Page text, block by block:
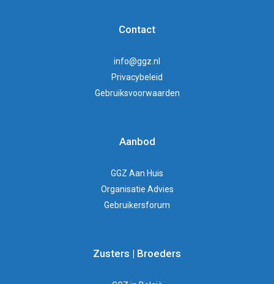
Contact
info@ggz.nl
Privacybeleid
Gebruiksvoorwaarden
Aanbod
GGZ Aan Huis
Organisatie Advies
Gebruikersforum
Zusters | Broeders